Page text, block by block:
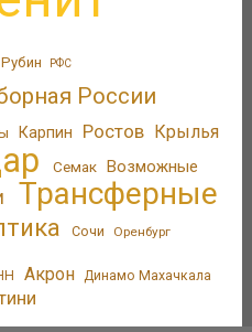
Рубин РФС
России
Карпин Ростов Крылья
Семак Возможные
Трансферные
Сочи Оренбург
Акрон Динамо Махачкала